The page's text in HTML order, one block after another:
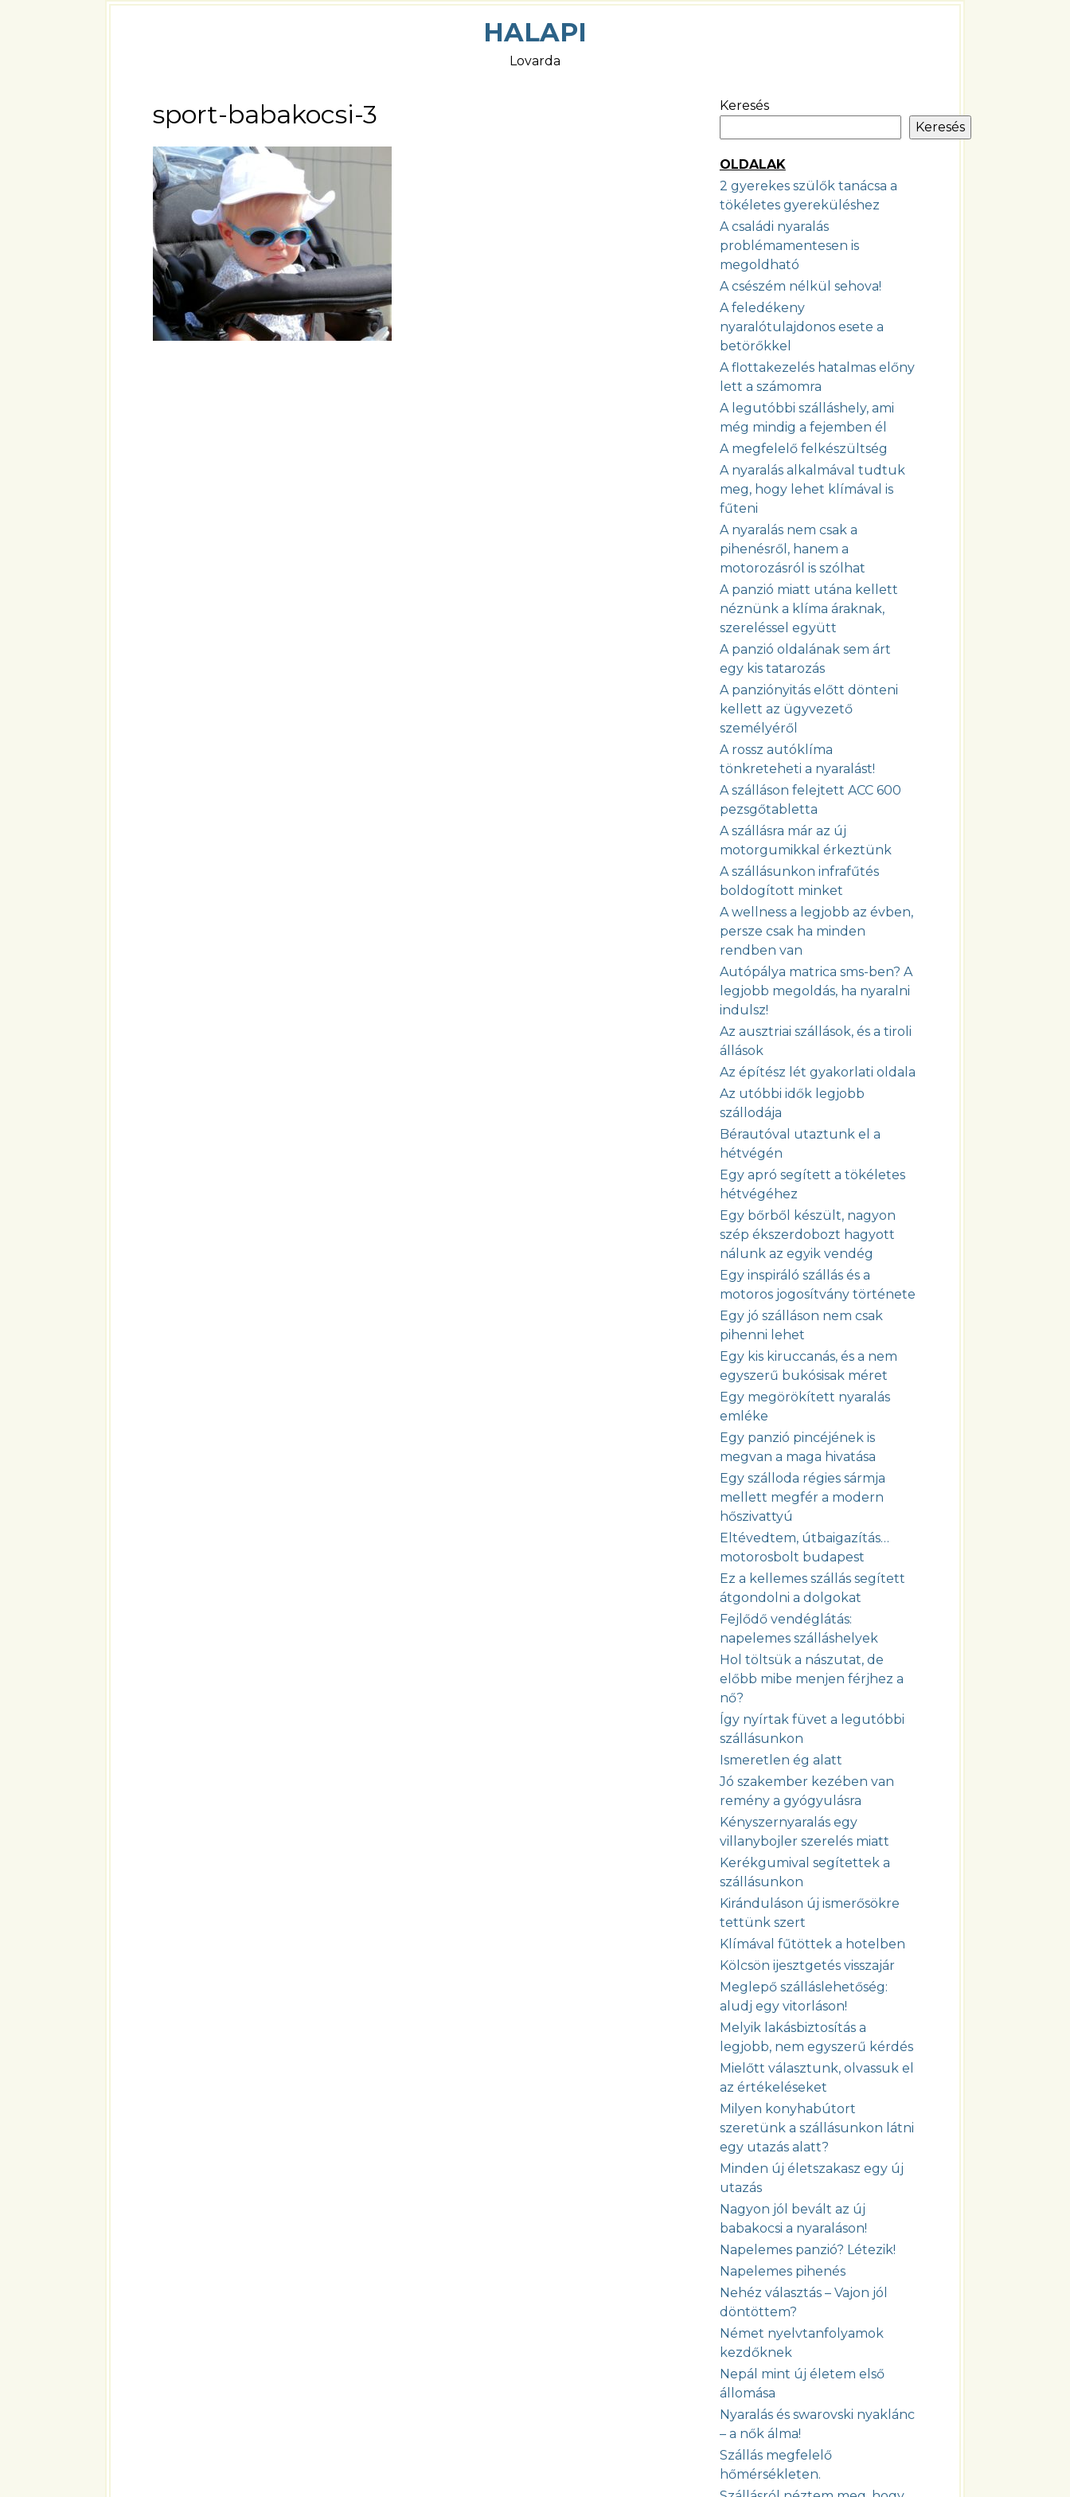
HALAPI
Lovarda
sport-babakocsi-3
Keresés
Keresés
OLDALAK
2 gyerekes szülők tanácsa a
tökéletes gyereküléshez
A családi nyaralás
problémamentesen is
megoldható
A csészém nélkül sehova!
A feledékeny
nyaralótulajdonos esete a
betörőkkel
A flottakezelés hatalmas előny
lett a számomra
A legutóbbi szálláshely, ami
még mindig a fejemben él
A megfelelő felkészültség
A nyaralás alkalmával tudtuk
meg, hogy lehet klímával is
fűteni
A nyaralás nem csak a
pihenésről, hanem a
motorozásról is szólhat
A panzió miatt utána kellett
néznünk a klíma áraknak,
szereléssel együtt
A panzió oldalának sem árt
egy kis tatarozás
A panziónyitás előtt dönteni
kellett az ügyvezető
személyéről
A rossz autóklíma
tönkreteheti a nyaralást!
A szálláson felejtett ACC 600
pezsgőtabletta
A szállásra már az új
motorgumikkal érkeztünk
A szállásunkon infrafűtés
boldogított minket
A wellness a legjobb az évben,
persze csak ha minden
rendben van
Autópálya matrica sms-ben? A
legjobb megoldás, ha nyaralni
indulsz!
Az ausztriai szállások, és a tiroli
állások
Az építész lét gyakorlati oldala
Az utóbbi idők legjobb
szállodája
Bérautóval utaztunk el a
hétvégén
Egy apró segített a tökéletes
hétvégéhez
Egy bőrből készült, nagyon
szép ékszerdobozt hagyott
nálunk az egyik vendég
Egy inspiráló szállás és a
motoros jogosítvány története
Egy jó szálláson nem csak
pihenni lehet
Egy kis kiruccanás, és a nem
egyszerű bukósisak méret
Egy megörökített nyaralás
emléke
Egy panzió pincéjének is
megvan a maga hivatása
Egy szálloda régies sármja
mellett megfér a modern
hőszivattyú
Eltévedtem, útbaigazítás…
motorosbolt budapest
Ez a kellemes szállás segített
átgondolni a dolgokat
Fejlődő vendéglátás:
napelemes szálláshelyek
Hol töltsük a nászutat, de
előbb mibe menjen férjhez a
nő?
Így nyírtak füvet a legutóbbi
szállásunkon
Ismeretlen ég alatt
Jó szakember kezében van
remény a gyógyulásra
Kényszernyaralás egy
villanybojler szerelés miatt
Kerékgumival segítettek a
szállásunkon
Kiránduláson új ismerősökre
tettünk szert
Klímával fűtöttek a hotelben
Kölcsön ijesztgetés visszajár
Meglepő szálláslehetőség:
aludj egy vitorláson!
Melyik lakásbiztosítás a
legjobb, nem egyszerű kérdés
Mielőtt választunk, olvassuk el
az értékeléseket
Milyen konyhabútort
szeretünk a szállásunkon látni
egy utazás alatt?
Minden új életszakasz egy új
utazás
Nagyon jól bevált az új
babakocsi a nyaraláson!
Napelemes panzió? Létezik!
Napelemes pihenés
Nehéz választás – Vajon jól
döntöttem?
Német nyelvtanfolyamok
kezdőknek
Nepál mint új életem első
állomása
Nyaralás és swarovski nyaklánc
– a nők álma!
Szállás megfelelő
hőmérsékleten.